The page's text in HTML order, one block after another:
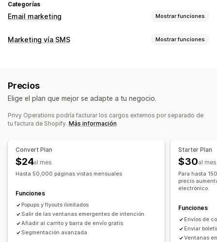
Categorías
Email marketing Mostrar funciones
Tipos de campañas de marketing
Correos electrónicos por venta adicional
Correos electrónicos por venta cruzada
Correos electrónicos sobre el carrito
Correos electrónicos sobre el pago
Correos electrónicos de bienvenida
Correos electrónicos de seguimiento
Correos electrónicos sobre precios bajos
Correos electrónicos sobre nueva disponibilidad de
Correos electrónicos sobre ahorros
Campañas automáticas
Campañas personalizadas
Marketing vía SMS Mostrar funciones
Mensajes personalizados
Plantillas Segmentación Segmentos personalizados
Suscripción
Mensajes de cumpleaños
Códigos de descuento
Solicitudes de comentarios
Seguimiento de pedidos
Precios
Elige el plan que mejor se adapte a tu negocio.
Privy Operations podría facturar los cargos externos por separado de
tu factura de Shopify. Más información
Convert Plan
$24al mes
Hasta 50,000 páginas vistas mensuales
Funciones
Popups y flyouts ilimitados
Salir de las ventanas emergentes de intención
Añadir al carrito y barra de envío gratis
Segmentación avanzada
Starter Plan
$30al mes
Para hasta
precio
electrónico.
Funciones
Envíos de
Enviar
Ventanas